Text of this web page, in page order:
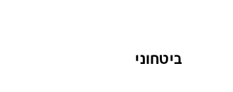
ביטחוני